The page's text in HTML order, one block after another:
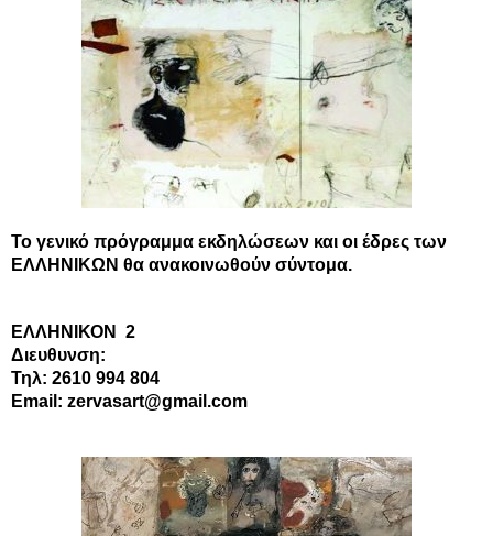
Το γενικό πρόγραμμα εκδηλώσεων και οι έδρες των
ΕΛΛΗΝΙΚΩΝ θα ανακοινωθούν σύντομα.
ΕΛΛΗΝΙΚΟΝ 2
Διευθυνση:
Τηλ: 2610 994 804
Email: zervasart@gmail.com